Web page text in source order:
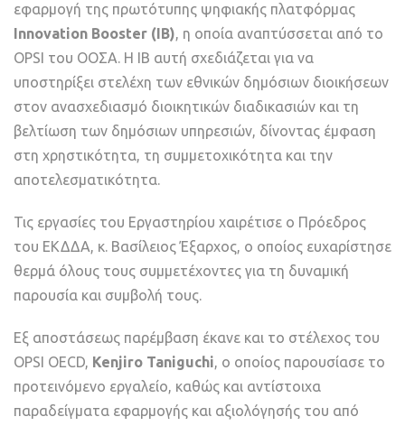
εφαρμογή της πρωτότυπης ψηφιακής πλατφόρμας
Innovation Booster (IB), η οποία αναπτύσσεται από το
OPSI του ΟΟΣΑ. Η IB αυτή σχεδιάζεται για να
υποστηρίξει στελέχη των εθνικών δημόσιων διοικήσεων
στον ανασχεδιασμό διοικητικών διαδικασιών και τη
βελτίωση των δημόσιων υπηρεσιών, δίνοντας έμφαση
στη χρηστικότητα, τη συμμετοχικότητα και την
αποτελεσματικότητα.
Τις εργασίες του Εργαστηρίου χαιρέτισε ο Πρόεδρος
του ΕΚΔΔΑ, κ. Βασίλειος Έξαρχος, ο οποίος ευχαρίστησε
θερμά όλους τους συμμετέχοντες για τη δυναμική
παρουσία και συμβολή τους.
Εξ αποστάσεως παρέμβαση έκανε και το στέλεχος του
OPSI OECD, Kenjiro Taniguchi, ο οποίος παρουσίασε το
προτεινόμενο εργαλείο, καθώς και αντίστοιχα
παραδείγματα εφαρμογής και αξιολόγησής του από